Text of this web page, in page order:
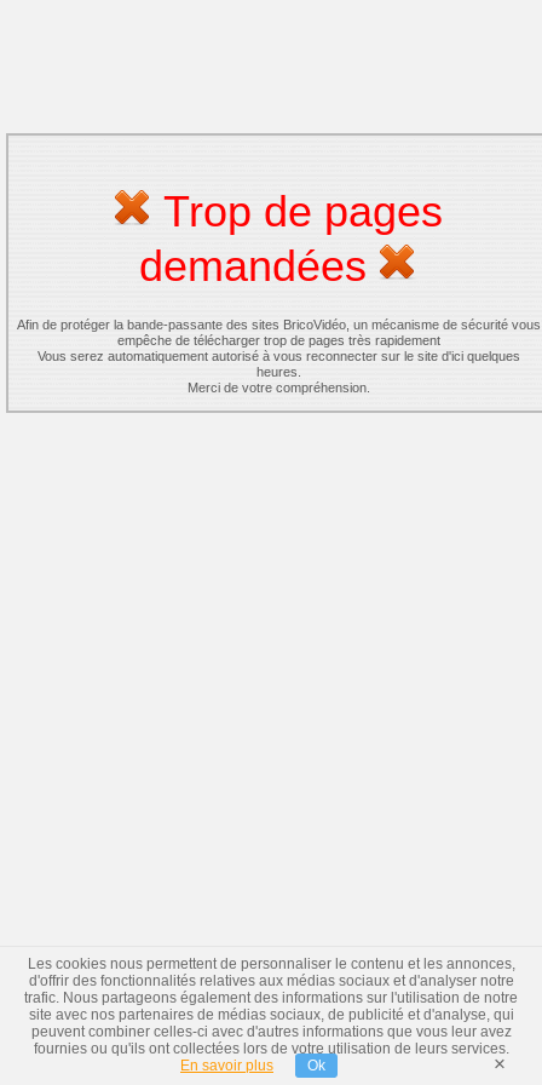
Trop de pages
demandées
Afin de protéger la bande-passante des sites BricoVidéo, un mécanisme de sécurité vous
empêche de télécharger trop de pages très rapidement
Vous serez automatiquement autorisé à vous reconnecter sur le site d'ici quelques
heures.
Merci de votre compréhension.
Les cookies nous permettent de personnaliser le contenu et les annonces,
d'offrir des fonctionnalités relatives aux médias sociaux et d'analyser notre
trafic. Nous partageons également des informations sur l'utilisation de notre
site avec nos partenaires de médias sociaux, de publicité et d'analyse, qui
peuvent combiner celles-ci avec d'autres informations que vous leur avez
fournies ou qu'ils ont collectées lors de votre utilisation de leurs services.
En savoir plus
Ok ×